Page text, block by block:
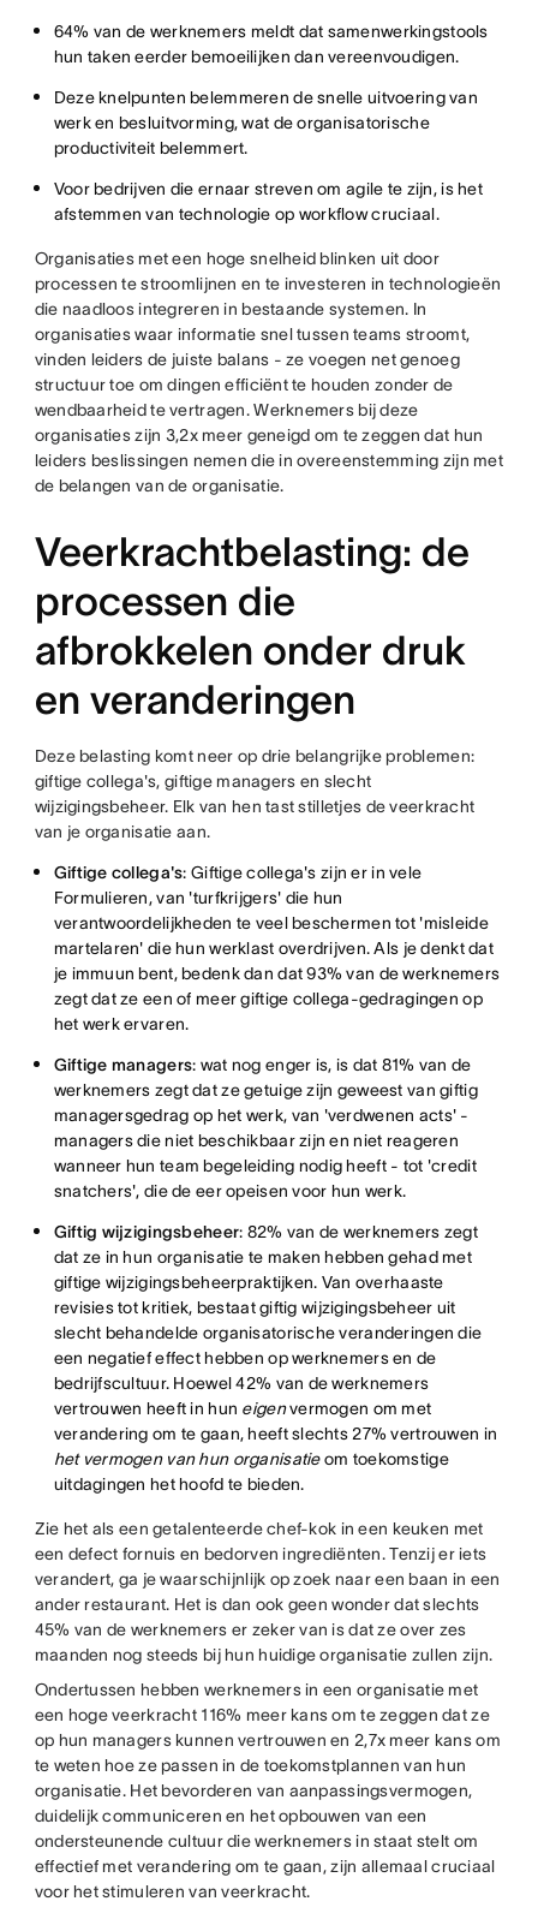
64% van de werknemers meldt dat samenwerkingstools
hun taken eerder bemoeilijken dan vereenvoudigen.
Deze knelpunten belemmeren de snelle uitvoering van
werk en besluitvorming, wat de organisatorische
productiviteit belemmert.
Voor bedrijven die ernaar streven om agile te zijn, is het
afstemmen van technologie op workflow cruciaal.
Organisaties met een hoge snelheid blinken uit door
processen te stroomlijnen en te investeren in technologieën
die naadloos integreren in bestaande systemen. In
organisaties waar informatie snel tussen teams stroomt,
vinden leiders de juiste balans - ze voegen net genoeg
structuur toe om dingen efficiënt te houden zonder de
wendbaarheid te vertragen. Werknemers bij deze
organisaties zijn 3,2x meer geneigd om te zeggen dat hun
leiders beslissingen nemen die in overeenstemming zijn met
de belangen van de organisatie.
Veerkrachtbelasting: de
processen die
afbrokkelen onder druk
en veranderingen
Deze belasting komt neer op drie belangrijke problemen:
giftige collega's, giftige managers en slecht
wijzigingsbeheer. Elk van hen tast stilletjes de veerkracht
van je organisatie aan.
Giftige collega's: Giftige collega's zijn er in vele
Formulieren, van 'turfkrijgers' die hun
verantwoordelijkheden te veel beschermen tot 'misleide
martelaren' die hun werklast overdrijven. Als je denkt dat
je immuun bent, bedenk dan dat 93% van de werknemers
zegt dat ze een of meer giftige collega-gedragingen op
het werk ervaren.
Giftige managers: wat nog enger is, is dat 81% van de
werknemers zegt dat ze getuige zijn geweest van giftig
managersgedrag op het werk, van 'verdwenen acts' -
managers die niet beschikbaar zijn en niet reageren
wanneer hun team begeleiding nodig heeft - tot 'credit
snatchers', die de eer opeisen voor hun werk.
Giftig wijzigingsbeheer: 82% van de werknemers zegt
dat ze in hun organisatie te maken hebben gehad met
giftige wijzigingsbeheerpraktijken. Van overhaaste
revisies tot kritiek, bestaat giftig wijzigingsbeheer uit
slecht behandelde organisatorische veranderingen die
een negatief effect hebben op werknemers en de
bedrijfscultuur. Hoewel 42% van de werknemers
vertrouwen heeft in hun eigenvermogen om met
verandering om te gaan, heeft slechts 27% vertrouwen in
het vermogen van hun organisatieom toekomstige
uitdagingen het hoofd te bieden.
Zie het als een getalenteerde chef-kok in een keuken met
een defect fornuis en bedorven ingrediënten. Tenzij er iets
verandert, ga je waarschijnlijk op zoek naar een baan in een
ander restaurant. Het is dan ook geen wonder dat slechts
45% van de werknemers er zeker van is dat ze over zes
maanden nog steeds bij hun huidige organisatie zullen zijn.
Ondertussen hebben werknemers in een organisatie met
een hoge veerkracht 116% meer kans om te zeggen dat ze
op hun managers kunnen vertrouwen en 2,7x meer kans om
te weten hoe ze passen in de toekomstplannen van hun
organisatie. Het bevorderen van aanpassingsvermogen,
duidelijk communiceren en het opbouwen van een
ondersteunende cultuur die werknemers in staat stelt om
effectief met verandering om te gaan, zijn allemaal cruciaal
voor het stimuleren van veerkracht.